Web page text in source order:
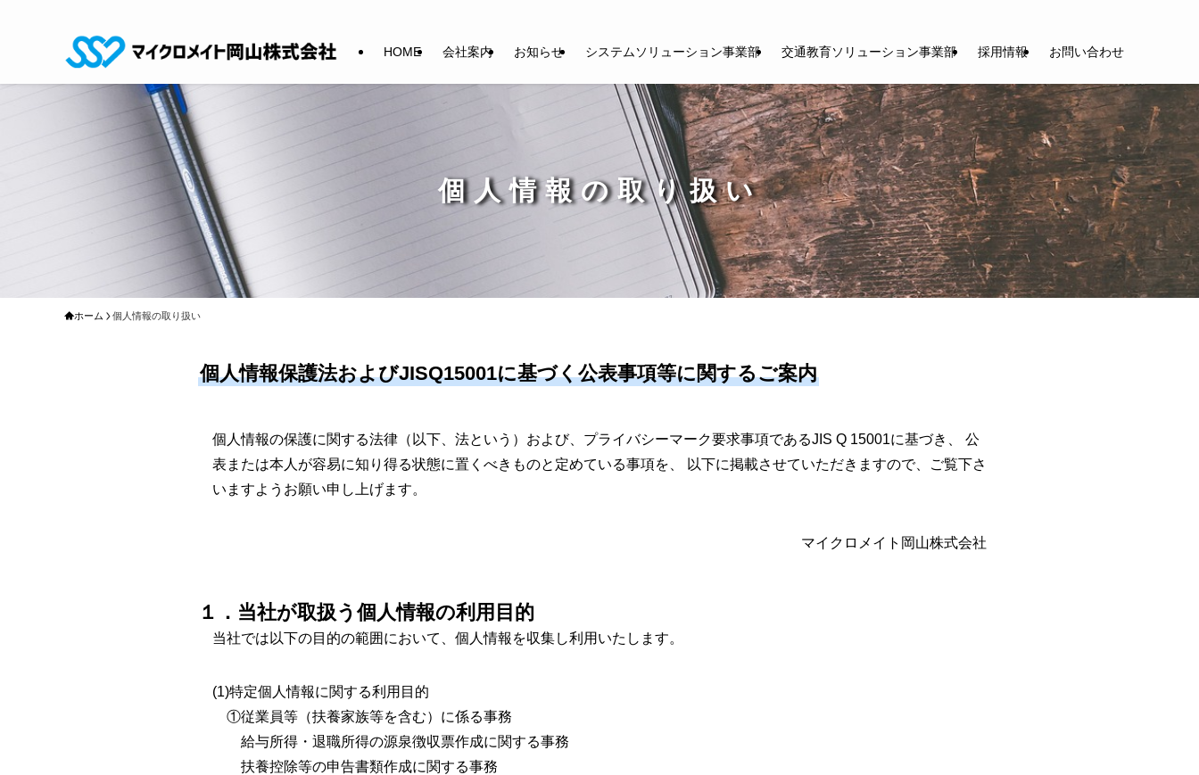
HOME 会社案内 お知らせ システムソリューション事業部 交通教育ソリューション事業部 採用情報 お問い合わせ
個人情報の取り扱い
ホーム 個人情報の取り扱い
個人情報保護法およびJISQ15001に基づく公表事項等に関するご案内
個人情報の保護に関する法律（以下、法という）および、プライバシーマーク要求事項であるJIS Q 15001に基づき、 公
表または本人が容易に知り得る状態に置くべきものと定めている事項を、 以下に掲載させていただきますので、ご覧下さ
いますようお願い申し上げます。
マイクロメイト岡山株式会社
１．当社が取扱う個人情報の利用目的
当社では以下の目的の範囲において、個人情報を収集し利用いたします。
(1)特定個人情報に関する利用目的
①従業員等（扶養家族等を含む）に係る事務
給与所得・退職所得の源泉徴収票作成に関する事務
扶養控除等の申告書類作成に関する事務